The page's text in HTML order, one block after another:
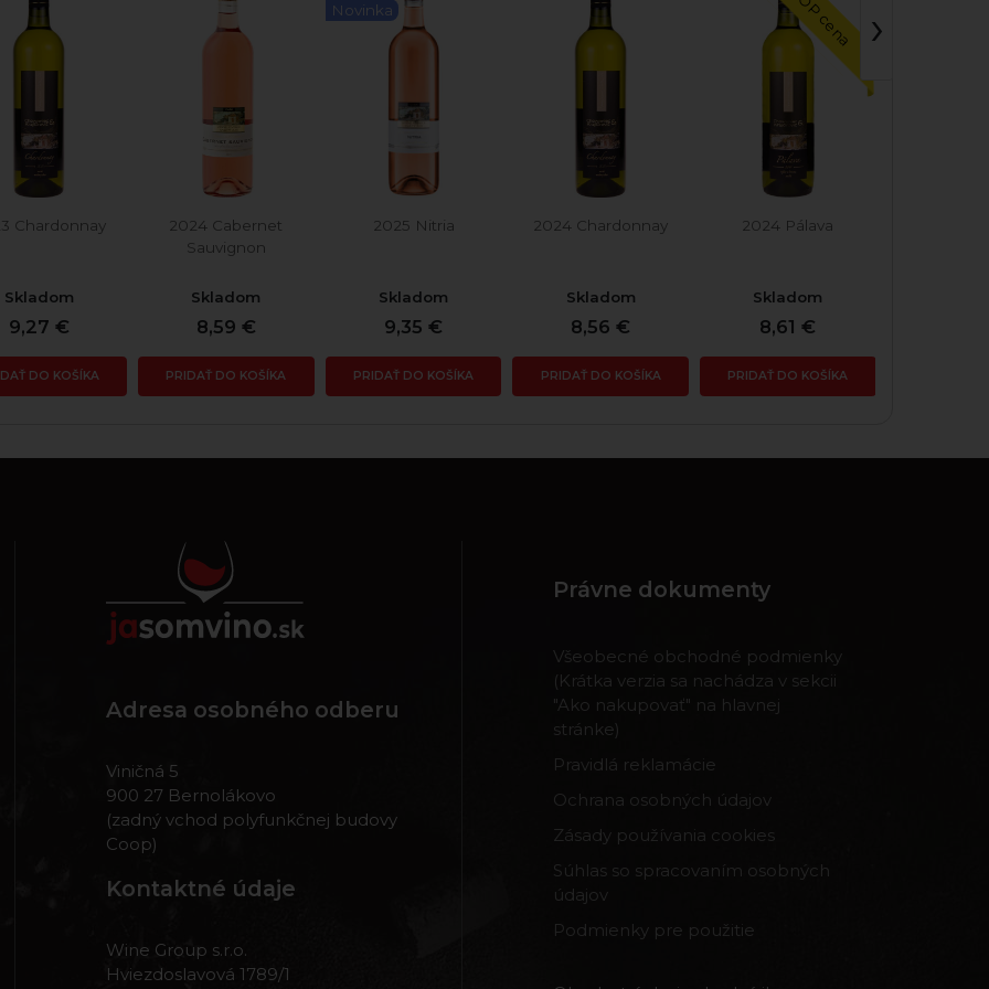
Chardonnay
Skladom
9,27 €
DO KOŠÍKA
2024 Cabernet
Sauvignon
Skladom
8,59 €
PRIDAŤ DO KOŠÍKA
Novinka
2025 Nitria
Skladom
9,35 €
PRIDAŤ DO KOŠÍKA
2024 Chardonnay
Skladom
8,56 €
PRIDAŤ DO KOŠÍKA
TOP cena
2024 Pálava
Skladom
8,61 €
PRIDAŤ DO KOŠÍKA
›
Adresa osobného odberu
Viničná 5
900 27 Bernolákovo
(zadný vchod polyfunkčnej budovy
Coop)
Kontaktné údaje
Wine Group s.r.o.
Hviezdoslavová 1789/1
Právne dokumenty
Všeobecné obchodné podmienky
(Krátka verzia sa nachádza v sekcii
"Ako nakupovať" na hlavnej
stránke)
Pravidlá reklamácie
Ochrana osobných údajov
Zásady používania cookies
Súhlas so spracovaním osobných
údajov
Podmienky pre použitie